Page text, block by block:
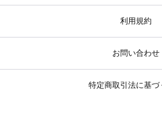
利用規約
お問い合わせ
特定商取引法に基づ